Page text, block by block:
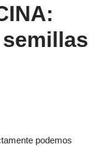
podemos